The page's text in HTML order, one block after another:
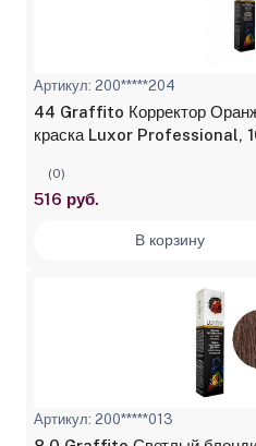
Артикул: 200*****204
44 Graffito Корректор
краска Luxor Professional,
(0)
516 руб.
В корзину
Артикул: 200*****013